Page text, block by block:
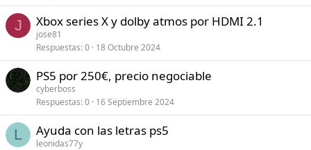
J Xbox series X y dolby atmos por HDMI 2.1
jose81
Respuestas 0 18 Octubre 2024
PS5 por 250€, precio negociable
cyberboss
Respuestas 0 16 Septiembre 2024
L Ayuda con las letras ps5
leonidas77y